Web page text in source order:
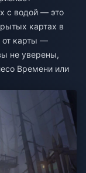
с водой — это
картах в
от карты —
не уверены,
Времени или